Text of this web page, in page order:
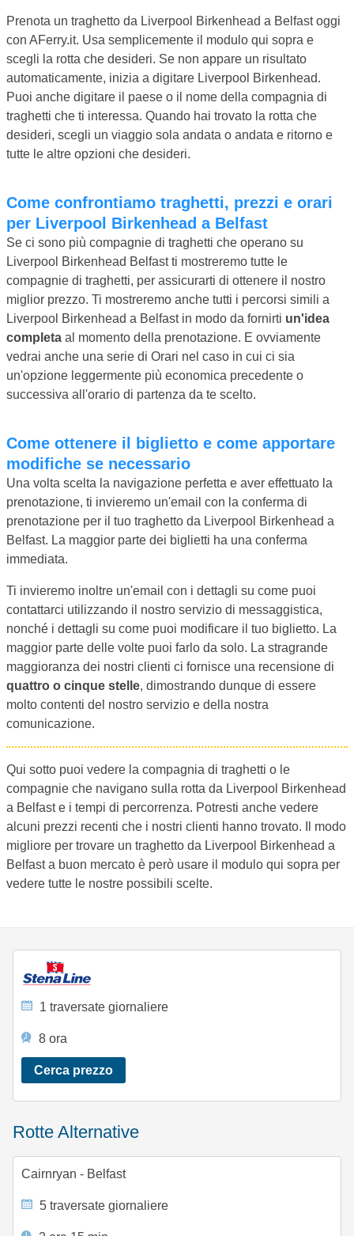
Prenota un traghetto da Liverpool Birkenhead a Belfast oggi
con AFerry.it. Usa semplicemente il modulo qui sopra e
scegli la rotta che desideri. Se non appare un risultato
automaticamente, inizia a digitare Liverpool Birkenhead.
Puoi anche digitare il paese o il nome della compagnia di
traghetti che ti interessa. Quando hai trovato la rotta che
desideri, scegli un viaggio sola andata o andata e ritorno e
tutte le altre opzioni che desideri.
Come confrontiamo traghetti, prezzi e orari
per Liverpool Birkenhead a Belfast
Se ci sono più compagnie di traghetti che operano su
Liverpool Birkenhead Belfast ti mostreremo tutte le
compagnie di traghetti, per assicurarti di ottenere il nostro
miglior prezzo. Ti mostreremo anche tutti i percorsi simili a
Liverpool Birkenhead a Belfast in modo da fornirti un'idea
completa al momento della prenotazione. E ovviamente
vedrai anche una serie di Orari nel caso in cui ci sia
un'opzione leggermente più economica precedente o
successiva all'orario di partenza da te scelto.
Come ottenere il biglietto e come apportare
modifiche se necessario
Una volta scelta la navigazione perfetta e aver effettuato la
prenotazione, ti invieremo un'email con la conferma di
prenotazione per il tuo traghetto da Liverpool Birkenhead a
Belfast. La maggior parte dei biglietti ha una conferma
immediata.
Ti invieremo inoltre un'email con i dettagli su come puoi
contattarci utilizzando il nostro servizio di messaggistica,
nonché i dettagli su come puoi modificare il tuo biglietto. La
maggior parte delle volte puoi farlo da solo. La stragrande
maggioranza dei nostri clienti ci fornisce una recensione di
quattro o cinque stelle, dimostrando dunque di essere
molto contenti del nostro servizio e della nostra
comunicazione.
Qui sotto puoi vedere la compagnia di traghetti o le
compagnie che navigano sulla rotta da Liverpool Birkenhead
a Belfast e i tempi di percorrenza. Potresti anche vedere
alcuni prezzi recenti che i nostri clienti hanno trovato. Il modo
migliore per trovare un traghetto da Liverpool Birkenhead a
Belfast a buon mercato è però usare il modulo qui sopra per
vedere tutte le nostre possibili scelte.
1 traversate giornaliere
8 ora
Cerca prezzo
Rotte Alternative
Cairnryan - Belfast
5 traversate giornaliere